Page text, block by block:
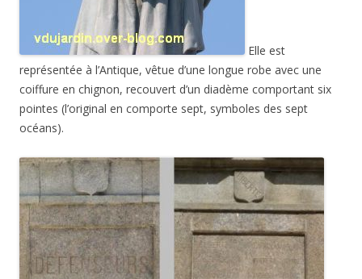
Elle est
représentée à l’Antique, vêtue d’une longue robe avec une
coiffure en chignon, recouvert d’un diadème comportant six
pointes (l’original en comporte sept, symboles des sept
océans).